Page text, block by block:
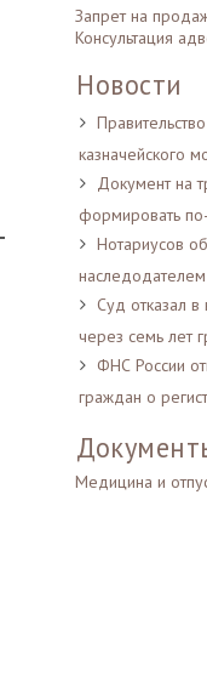
Запрет на
Консультация
Новости
казначейского
Документ на
формировать
Нотариусов
Суд отказал
через семь лет
ФНС России
граждан о
Медицина и